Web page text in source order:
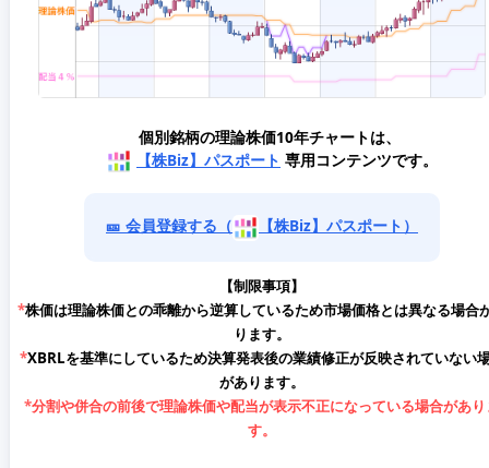
個別銘柄の理論株価10年チャートは、
【株Biz】パスポート 専用コンテンツです。
🎫 会員登録する（ 【株Biz】パスポート）
【制限事項】
*株価は理論株価との乖離から逆算しているため市場価格とは異なる場合
ります。
*XBRLを基準にしているため決算発表後の業績修正が反映されていない
があります。
*分割や併合の前後で理論株価や配当が表示不正になっている場合があり
す。